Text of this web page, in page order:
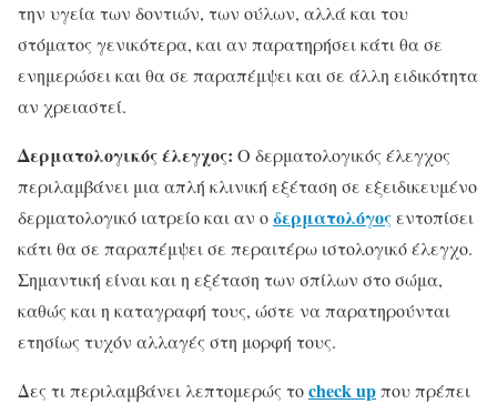
την υγεία των δοντιών, των ούλων, αλλά και του
στόματος γενικότερα, και αν παρατηρήσει κάτι θα σε
ενημερώσει και θα σε παραπέμψει και σε άλλη ειδικότητα
αν χρειαστεί.
Δερματολογικός έλεγχος: Ο δερματολογικός έλεγχος
περιλαμβάνει μια απλή κλινική εξέταση σε εξειδικευμένο
δερματολογικό ιατρείο και αν οδερματολόγοςεντοπίσει
κάτι θα σε παραπέμψει σε περαιτέρω ιστολογικό έλεγχο.
Σημαντική είναι και η εξέταση των σπίλων στο σώμα,
καθώς και η καταγραφή τους, ώστε να παρατηρούνται
ετησίως τυχόν αλλαγές στη μορφή τους.
Δες τι περιλαμβάνει λεπτομερώς τοcheck upπου πρέπει